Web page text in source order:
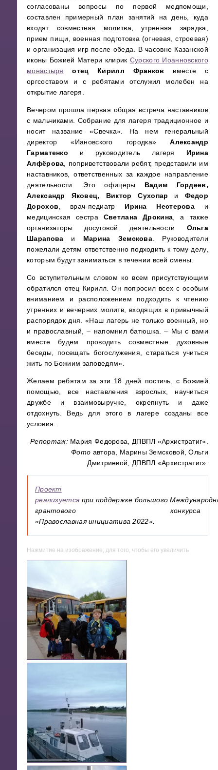
согласованы вопросы по первой медпомощи,
составлен примерный план занятий на день, куда
входят совместная молитва, утренняя зарядка,
прием пищи, военная подготовка (огневая, строевая)
и организация игр после обеда. В часовне Казанской
иконы Божией Матери клирик Сурского Иоанновского
монастыря
отец Кирилл Франков
вместе с
оргсоставом и с ребятами отслужил молебен на
открытие лагеря.
Вечером прошла первая общая встреча наставников
с мальчиками. Собрание для лагеря традиционное и
носит название «Свечка». На нем генеральный
директор «Иановского городка»Александр
Гарматенко и руководитель лагеря Ирина
Алфёрова , поприветствовали ребят, представили им
наставников, ответственных за каждое направление
деятельности. Это офицеры Вадим Гордеев,
Александр Яковец,
Виктор Сухопар и Федор
Дорохов , врач-педиатр Ирина Нестерова и
медицинская сестра Светлана Дрокина , а также
организаторы досуговой деятельности Ольга
Шарапова и Марина Земскова . Руководители
пожелали детям ответственно подходить к тому делу,
которым будут заниматься в течении всей смены.
Со вступительным словом ко всем присутствующим
обратился отец Кирилл. Он попросил всех с особым
вниманием и расположением подходить к чтению
утренних и вечерних молитв, входящих в привычный
распорядок дня. «Наш лагерь не только военный, но
и православный, – напомнил батюшка. – Мы с вами
вместе будем проводить совместные духовные
беседы, посещать богослужения, стараться учиться
жить по Божиим заповедям».
Желаем ребятам за эти 18 дней постичь, с Божией
помощью, все наставления взрослых, научиться
дружбе и взаимовыручке, окрепнуть и даже
отдохнуть. Ведь для этого в лагере созданы все
условия.
Репортаж:Мария Федорова, ДПВПЛ «Архистратиг».
Фото автора, Марины Земсковой, Ольги
Дмитриевой, ДПВПЛ «Архистратиг».
Проект
реализуется при поддержке большого
грантового конкурса
«Православная инициатива 2022».